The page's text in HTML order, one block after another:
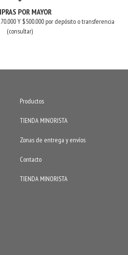
POR MAYOR
Y $500.000 por depósito o transferencia
(consultar)
Productos
TIENDA MINORISTA
Zonas de entrega y envíos
Contacto
TIENDA MINORISTA